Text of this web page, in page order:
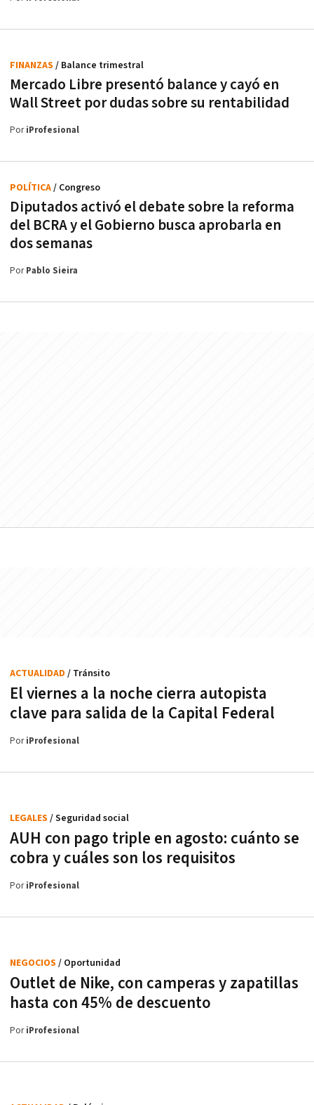
Mercado Libre presentó balance y cayó en
Wall Street por dudas sobre su rentabilidad
FINANZAS / Balance trimestral
PoriProfesional
Diputados activó el debate sobre la reforma
del BCRA y el Gobierno busca aprobarla en
dos semanas
POLÍTICA/ Congreso
PorPablo Sieira
El viernes a la noche cierra autopista
clave para salida de la Capital Federal
ACTUALIDAD / Tránsito
PoriProfesional
AUH con pago triple en agosto: cuánto se
cobra y cuáles son los requisitos
LEGALES / Seguridad social
PoriProfesional
Outlet de Nike, con camperas y zapatillas
hasta con 45% de descuento
NEGOCIOS / Oportunidad
PoriProfesional